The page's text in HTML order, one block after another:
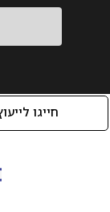
חייגו